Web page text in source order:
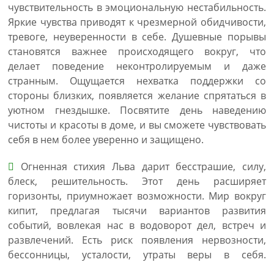
чувствительность в эмоциональную нестабильность.
Яркие чувства приводят к чрезмерной обидчивости,
тревоге, неуверенности в себе. Душевные порывы
становятся важнее происходящего вокруг, что
делает поведение неконтролируемым и даже
странным. Ощущается нехватка поддержки со
стороны близких, появляется желание спрятаться в
уютном гнездышке. Посвятите день наведению
чистоты и красоты в доме, и вы сможете чувствовать
себя в нем более уверенно и защищено.
Огненная стихия Льва дарит бесстрашие, силу,
блеск, решительность. Этот день расширяет
горизонты, приумножает возможности. Мир вокруг
кипит, предлагая тысячи вариантов развития
событий, вовлекая нас в водоворот дел, встреч и
развлечений. Есть риск появления нервозности,
бессонницы, усталости, утраты веры в себя.